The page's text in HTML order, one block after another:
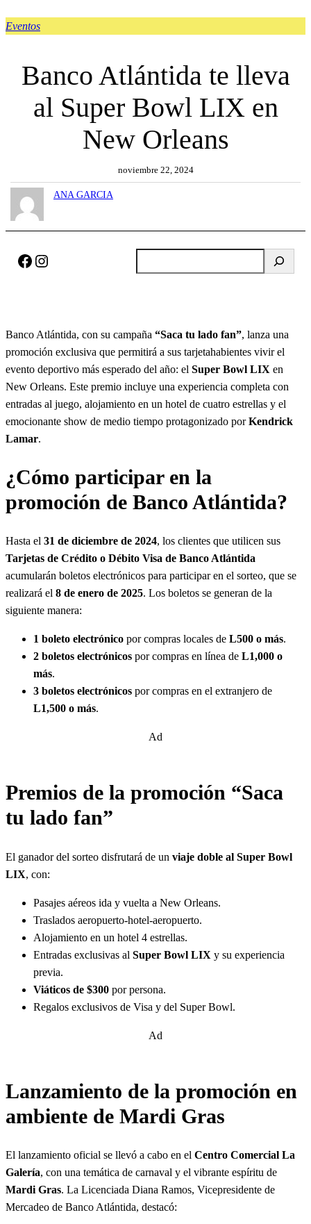
Eventos
Banco Atlántida te lleva
al Super Bowl LIX en
New Orleans
noviembre 22, 2024
ANA GARCIA
Facebook Instagram
u
r
Banco Atlántida, con su campaña “Saca tu lado fan”, lanza una
promoción exclusiva que permitirá a sus tarjetahabientes vivir el
evento deportivo más esperado del año: el Super Bowl LIX en
New Orleans. Este premio incluye una experiencia completa con
entradas al juego, alojamiento en un hotel de cuatro estrellas y el
emocionante show de medio tiempo protagonizado porKendrick
Lamar.
¿Cómo participar en la
promoción de Banco Atlántida?
Hasta el 31 de diciembre de 2024, los clientes que utilicen sus
Tarjetas de Crédito o Débito Visa de Banco Atlántida
acumularán boletos electrónicos para participar en el sorteo, que se
realizará el 8 de enero de 2025. Los boletos se generan de la
siguiente manera:
1 boleto electrónico por compras locales de L500 o más.
2 boletos electrónicos por compras en línea de L1,000 o
más.
3 boletos electrónicos por compras en el extranjero de
L1,500 o más.
Ad
Premios de la promoción “Saca
tu lado fan”
El ganador del sorteo disfrutará de un viaje doble al Super Bowl
LIX, con:
Pasajes aéreos ida y vuelta a New Orleans.
Traslados aeropuerto-hotel-aeropuerto.
Alojamiento en un hotel 4 estrellas.
Entradas exclusivas al Super Bowl LIX y su experiencia
previa.
Viáticos de $300 por persona.
Regalos exclusivos de Visa y del Super Bowl.
Ad
Lanzamiento de la promoción en
ambiente de Mardi Gras
El lanzamiento oficial se llevó a cabo en el Centro Comercial La
Galería, con una temática de carnaval y el vibrante espíritu de
Mardi Gras. La Licenciada Diana Ramos, Vicepresidente de
Mercadeo de Banco Atlántida, destacó: